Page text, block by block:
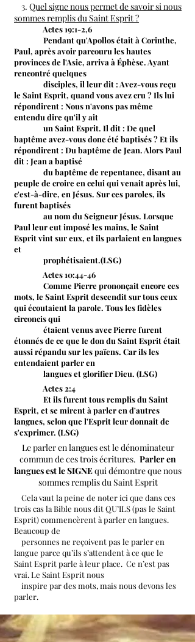
3. Quel signe nous permet de savoir si nous
sommes remplis du Saint Esprit ?
Actes 19:1-2,6
Pendant qu'Apollos était à Corinthe,
Paul, après avoir parcouru les hautes
provinces de l'Asie, arriva à Éphèse. Ayant
rencontré quelques
disciples, il leur dit : Avez-vous reçu
le Saint Esprit, quand vous avez cru ? Ils lui
répondirent : Nous n'avons pas même
entendu dire qu'il y ait
un Saint Esprit. Il dit : De quel
baptême avez-vous donc été baptisés ? Et ils
répondirent : Du baptême de Jean. Alors Paul
dit : Jean a baptisé
du baptême de repentance, disant au
peuple de croire en celui qui venait après lui,
c'est-à-dire, en Jésus. Sur ces paroles, ils
furent baptisés
au nom du Seigneur Jésus. Lorsque
Paul leur eut imposé les mains, le Saint
Esprit vint sur eux, et ils parlaient en langues
et
prophétisaient.(LSG)
Actes 10:44-46
Comme Pierre prononçait encore ces
mots, le Saint Esprit descendit sur tous ceux
qui écoutaient la parole. Tous les fidèles
circoncis qui
étaient venus avec Pierre furent
étonnés de ce que le don du Saint Esprit était
aussi répandu sur les païens. Car ils les
entendaient parler en
langues et glorifier Dieu. (LSG)
Actes 2:4
Et ils furent tous remplis du Saint
Esprit, et se mirent à parler en d'autres
langues, selon que l'Esprit leur donnait de
s'exprimer. (LSG)
Le parler en langues est le dénominateur
commun de ces trois écritures. Parler en
langues est le SIGNEqui démontre que nous
sommes remplis du Saint Esprit
Cela vaut la peine de noter ici que dans ces
trois cas la Bible nous dit QU’ILS (pas le Saint
Esprit) commencèrent à parler en langues.
Beaucoup de
personnes ne reçoivent pas le parler en
langue parce qu’ils s’attendent à ce que le
Saint Esprit parle à leur place. Ce n’est pas
vrai. Le Saint Esprit nous
inspire par des mots, mais nous devons les
parler.